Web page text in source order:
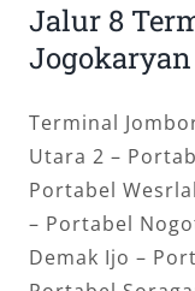
Jalur 8
Jogokaryan
Terminal
Utara 2 –
Portabel
– Portabel
Demak Ijo –